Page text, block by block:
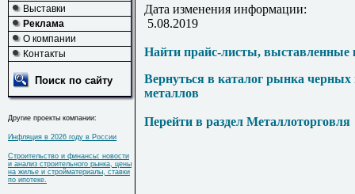
Выставки
Реклама
О компании
Контакты
Поиск по сайту
Другие проекты компании:
Инфляция в 2026 году в России
Строительство и финансы: новости
и анализ строительного рынка, цены
на жилье и стройматериалы, ставки
по ипотеке.
Дата изменения информации:
5.08.2019
Найти прайс-листы, выставленные
Вернуться в каталог рынка
металлов
Перейти в раздел Металлоторговля